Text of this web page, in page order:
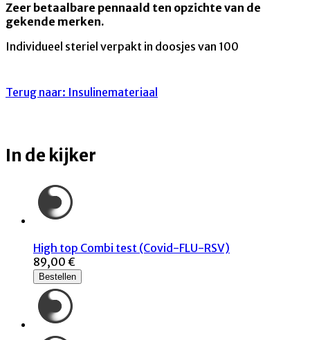
Zeer betaalbare pennaald ten opzichte van de
gekende merken.
Individueel steriel verpakt in doosjes van 100
Terug naar: Insulinemateriaal
In de kijker
High top Combi test (Covid-FLU-RSV)
89,00 €
Bestellen